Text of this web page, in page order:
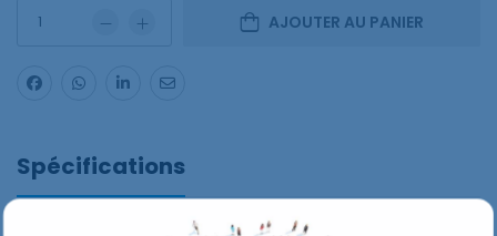
AJOUTER AU PANIER
Spécifications